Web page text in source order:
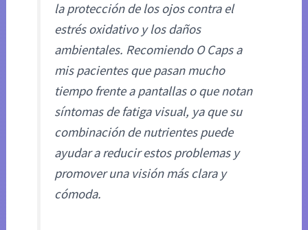
la protección de los ojos contra el
estrés oxidativo y los daños
ambientales. Recomiendo O Caps a
mis pacientes que pasan mucho
tiempo frente a pantallas o que notan
síntomas de fatiga visual, ya que su
combinación de nutrientes puede
ayudar a reducir estos problemas y
promover una visión más clara y
cómoda.